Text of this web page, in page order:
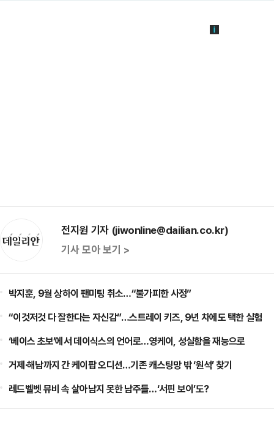
전지원 기자 (jiwonline@dailian.co.kr)
기사 모아 보기 >
박지훈, 9월 상하이 팬미팅 취소…“불가피한 사정”
“이것저것 다 잘한다는 자신감”…스트레이 키즈, 9년 차에도 택한 실험
‘베이스 초보’에서 데이식스의 언어로…영케이, 성실함을 재능으로
거제·해남까지 간 케이팝 오디션…기존 캐스팅망 밖 ‘원석’ 찾기
레드벨벳 뮤비 속 살아남지 못한 남주들…‘서핀 보이’도?